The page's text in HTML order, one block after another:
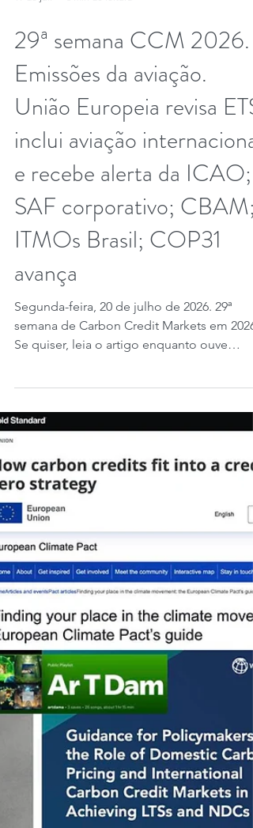
29ª semana CCM 2026.
Emissões da aviação.
União Europeia revisa ETS,
inclui aviação internacional
e recebe alerta da ICAO;
SAF corporativo; CBAM;
ITMOs Brasil; COP31
semana de Carbon Credit Markets em 2026.
qualquer música do Carbon Credit Markets
de sua escolha. Créditos de carbono na
União Européia passam por uma revisão do
ETS - com identificação de resultados e
pontos fracos - que reforça metas
amplia investimentos e inclui novos
enquanto a International Civil Aviation
Organization critica a ideia de aplicar o ETS
voos internacionais